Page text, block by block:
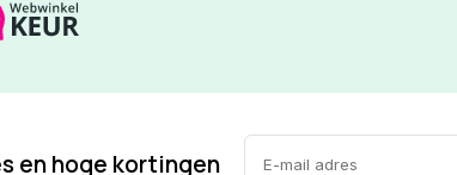
en hoge kortingen